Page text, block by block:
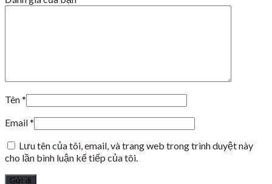
Tên*
Email*
Lưu tên của tôi, email, và trang web trong trình duyệt này
cho lần bình luận kế tiếp của tôi.